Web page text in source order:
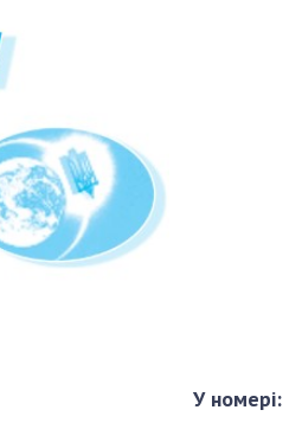
при
Ради, комітети
комісії
центри
та НАН
Громадські
У номері: